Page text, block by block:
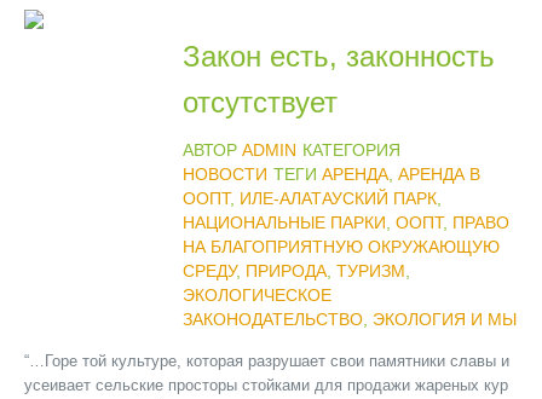
Закон есть, законность
отсутствует
АВТОР ADMIN КАТЕГОРИЯ
НОВОСТИ ТЕГИ АРЕНДА, АРЕНДА В
ООПТ, ИЛЕ-АЛАТАУСКИЙ ПАРК,
НАЦИОНАЛЬНЫЕ ПАРКИ ООПТ, ПРАВО
НА БЛАГОПРИЯТНУЮ ОКРУЖАЮЩУЮ
СРЕДУ, ПРИРОДА, ТУРИЗМ
ЭКОЛОГИЧЕСКОЕ
ЗАКОНОДАТЕЛЬСТВО, ЭКОЛОГИЯ И МЫ
“…Горе той культуре, которая разрушает свои памятники славы и
усеивает сельские просторы стойками для продажи жареных кур